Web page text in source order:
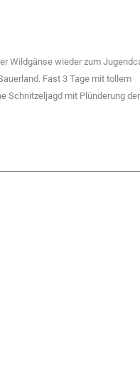
Wildgänse wieder zum
Fast 3 Tage mit tollem
Schnitzeljagd mit Plünderung der